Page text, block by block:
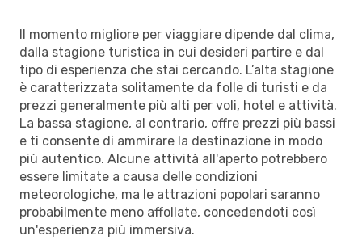
Il momento migliore per viaggiare dipende dal clima,
dalla stagione turistica in cui desideri partire e dal
tipo di esperienza che stai cercando. L’alta stagione
è caratterizzata solitamente da folle di turisti e da
prezzi generalmente più alti per voli, hotel e attività.
La bassa stagione, al contrario, offre prezzi più bassi
e ti consente di ammirare la destinazione in modo
più autentico. Alcune attività all'aperto potrebbero
essere limitate a causa delle condizioni
meteorologiche, ma le attrazioni popolari saranno
probabilmente meno affollate, concedendoti così
un'esperienza più immersiva.